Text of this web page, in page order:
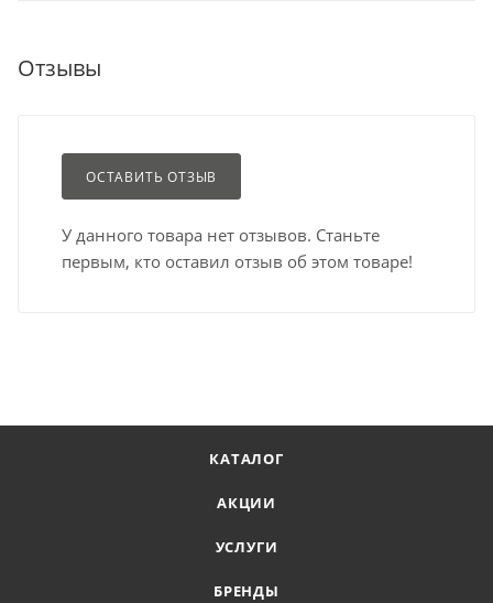
Отзывы
ОСТАВИТЬ ОТЗЫВ
У данного товара нет отзывов. Станьте
первым, кто оставил отзыв об этом товаре!
КАТАЛОГ
АКЦИИ
УСЛУГИ
БРЕНДЫ